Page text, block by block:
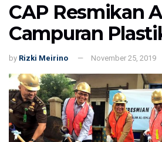
CAP Resmikan
Campuran
by Rizki Meirino November 25, 2019